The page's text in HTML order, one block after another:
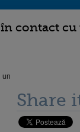
contact cu
un
Share